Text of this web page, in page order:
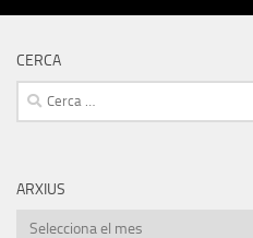
CERCA
Cerca:
ARXIUS
Arxius